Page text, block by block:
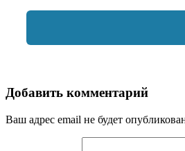
Добавить комментарий
Ваш адрес email не будет